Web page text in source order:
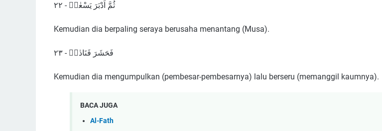
ثُمَّ اَدْبَرَ يَسْعٰىۖ - ٢٢
Kemudian dia berpaling seraya berusaha menantang (Musa).
فَحَشَرَ فَنَادٰىۖ - ٢٣
Kemudian dia mengumpulkan (pembesar-pembesarnya) lalu berseru (memanggil kaumnya).
BACA JUGA
Al-Fath